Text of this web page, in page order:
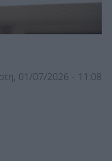
01/07/2026 - 11:08